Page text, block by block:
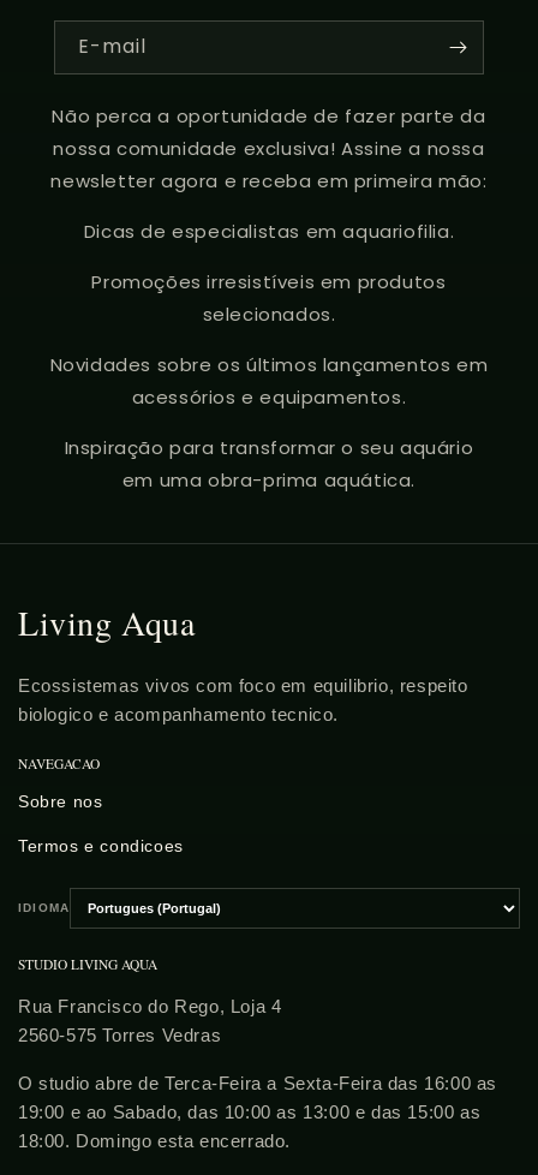
E-mail
Não perca a oportunidade de fazer parte da
nossa comunidade exclusiva! Assine a nossa
newsletter agora e receba em primeira mão:
Dicas de especialistas em aquariofilia.
Promoções irresistíveis em produtos
selecionados.
Novidades sobre os últimos lançamentos em
acessórios e equipamentos.
Inspiração para transformar o seu aquário
em uma obra-prima aquática.
Living Aqua
Ecossistemas vivos com foco em equilibrio, respeito
biologico e acompanhamento tecnico.
NAVEGACAO
Sobre nos
Termos e condicoes
IDIOMA
Escolher
idioma
STUDIO LIVING AQUA
Rua Francisco do Rego, Loja 4
2560-575 Torres Vedras
O studio abre de Terca-Feira a Sexta-Feira das 16:00 as
19:00 e ao Sabado, das 10:00 as 13:00 e das 15:00 as
18:00. Domingo esta encerrado.